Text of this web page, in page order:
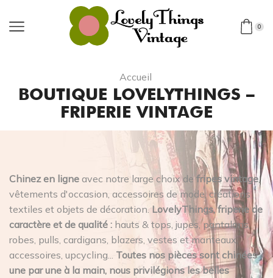
0
Accueil
BOUTIQUE LOVELYTHINGS –
FRIPERIE VINTAGE
Chinez en ligne avec notre large choix defripes vintage,
vêtements d'occasion, accessoires de mode, créations
textiles et objets de décoration. LovelyThings, friperie de
caractère et de qualité : hauts & tops, jupes, pantalons,
robes, pulls, cardigans, blazers, vestes et manteaux,
accessoires, upcycling... Toutes nos pièces sont chinées
une par une à la main, nous privilégions les belles